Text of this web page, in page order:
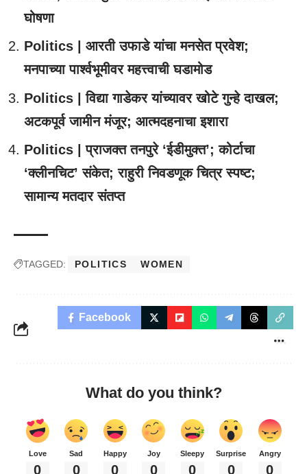
घोषणा
Politics | आरती उफाडे यांचा मनसेत प्रवेश;
मनपाच्या पार्श्वभूमीवर महत्त्वाची घडामोड
Politics | विद्या गाडेकर यांच्यावर खोटे गुन्हे दाखल;
अटकपूर्व जामीन मंजूर; आत्मदहनाचा इशारा
Politics | प्राजक्त तनपुरे ‘ईडीमुक्त’; कोर्टाचा
‘क्लीनचिट’ संकेत; राहुरी निवडणूक चित्र स्पष्ट;
सामान्य मतदार संतप्त
TAGGED: POLITICS WOMEN
Facebook
What do you think?
Love
0
Sad
0
Happy
0
Joy
0
Sleepy
0
Surprise
0
Angry
0